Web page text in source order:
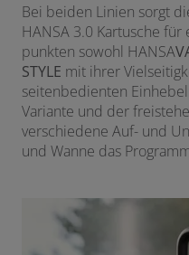
Bei beiden Linien sorgt
HANSA 3.0 Kartusche
punkten sowohl HANSA
STYLE mit ihrer
seitenbedienten
Variante und der
verschiedene Auf- und
und Wanne das